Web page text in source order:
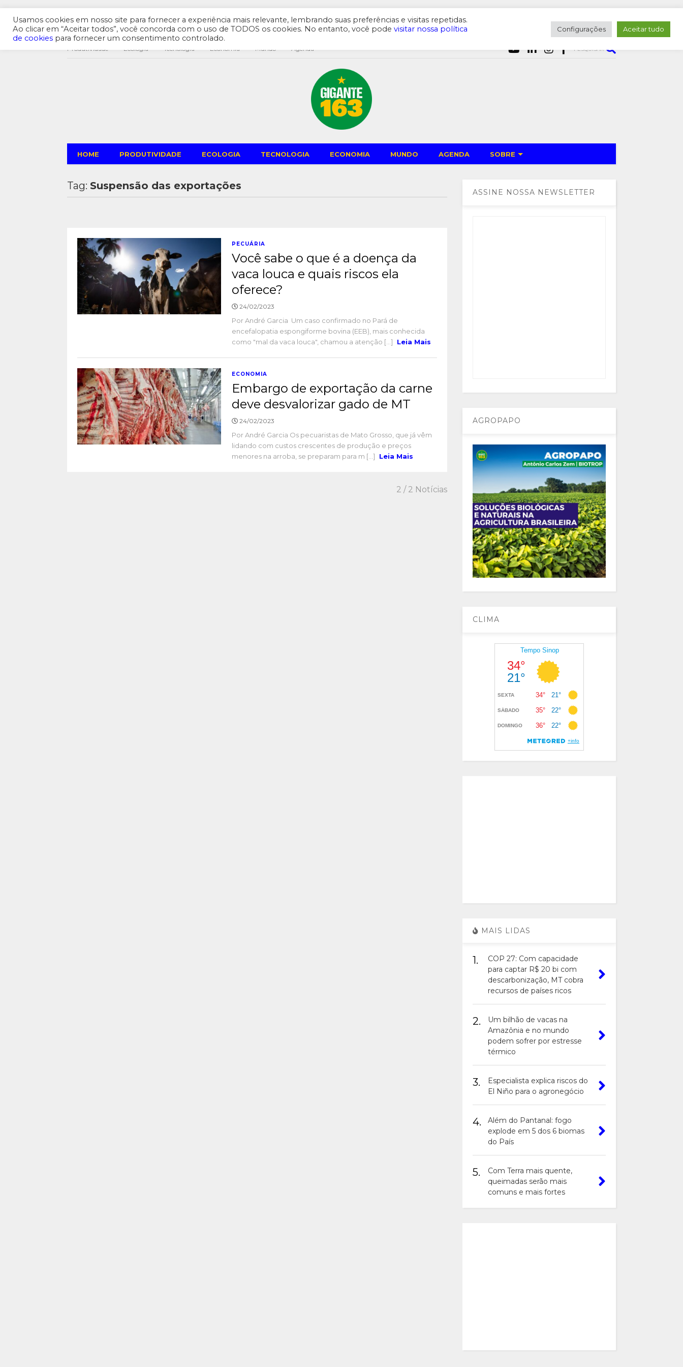
Produtividade Ecologia Tecnologia Economia Mundo Agenda PESQUISAR
HOME PRODUTIVIDADE ECOLOGIA TECNOLOGIA ECONOMIA MUNDO AGENDA SOBRE
Tag: Suspensão das exportações
PECUÁRIA
Você sabe o que é a doença da
vaca louca e quais riscos ela
oferece?
24/02/2023
Por André Garcia Um caso confirmado no Pará de
encefalopatia espongiforme bovina (EEB), mais conhecida
como "mal da vaca louca", chamou a atenção [...]
Leia Mais
ECONOMIA
Embargo de exportação da carne
deve desvalorizar gado de MT
24/02/2023
Por André Garcia Os pecuaristas de Mato Grosso, que já vêm
lidando com custos crescentes de produção e preços
menores na arroba, se preparam para m [...]
Leia Mais
2 / 2 Notícias
ASSINE NOSSA NEWSLETTER
AGROPAPO
CLIMA
MAIS LIDAS
1.
COP 27: Com capacidade
para captar R$ 20 bi com
descarbonização, MT cobra
recursos de países ricos
2.
Um bilhão de vacas na
Amazônia e no mundo
podem sofrer por estresse
térmico
3.
Especialista explica riscos do
El Niño para o agronegócio
4.
Além do Pantanal: fogo
explode em 5 dos 6 biomas
do País
5.
Com Terra mais quente,
queimadas serão mais
comuns e mais fortes
Usamos cookies em nosso site para fornecer a experiência mais relevante, lembrando suas preferências e visitas repetidas.
Ao clicar em “Aceitar todos”, você concorda com o uso de TODOS os cookies. No entanto, você pode visitar nossa política
de cookies para fornecer um consentimento controlado.
Configurações Aceitar tudo